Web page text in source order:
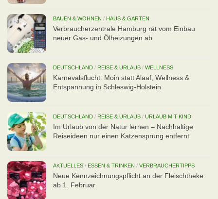
BAUEN & WOHNEN / HAUS & GARTEN
Verbraucherzentrale Hamburg rät vom Einbau
neuer Gas- und Ölheizungen ab
DEUTSCHLAND / REISE & URLAUB / WELLNESS
Karnevalsflucht: Moin statt Alaaf, Wellness &
Entspannung in Schleswig-Holstein
DEUTSCHLAND / REISE & URLAUB / URLAUB MIT KIND
Im Urlaub von der Natur lernen – Nachhaltige
Reiseideen nur einen Katzensprung entfernt
AKTUELLES / ESSEN & TRINKEN / VERBRAUCHERTIPPS
Neue Kennzeichnungspflicht an der Fleischtheke
ab 1. Februar